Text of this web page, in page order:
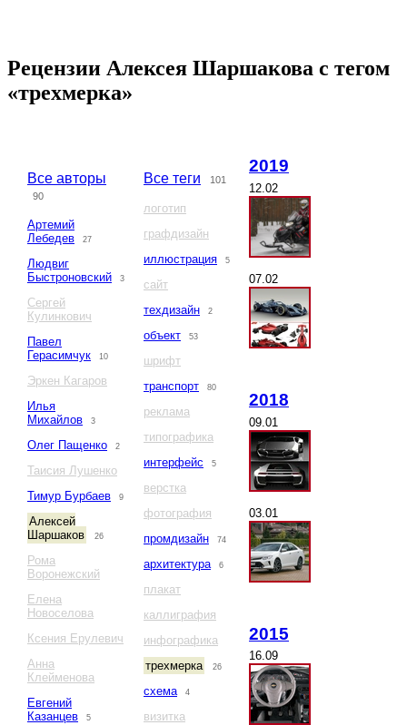
Рецензии Алексея Шаршакова с тегом
«трехмерка»
Все авторы
90
Артемий
Лебедев
27
Людвиг
Быстроновский
3
Сергей
Кулинкович
Павел
Герасимчук
10
Эркен Кагаров
Илья
Михайлов
3
Олег Пащенко 2
Таисия Лушенко
Тимур Бурбаев
9
Алексей
Шаршаков
26
Рома
Воронежский
Елена
Новоселова
Ксения Ерулевич
Анна
Клейменова
Евгений
Казанцев
5
Все теги 101
логотип
графдизайн
иллюстрация
5
сайт
техдизайн
2
объект 53
шрифт
транспорт
80
реклама
типографика
интерфейс
5
верстка
фотография
промдизайн
74
архитектура 6
плакат
каллиграфия
инфографика
трехмерка
26
схема 4
визитка
2019
12.02
07.02
2018
09.01
03.01
2015
16.09